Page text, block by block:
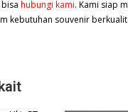
bisahubungi kami. Kami siap
kebutuhan souvenir